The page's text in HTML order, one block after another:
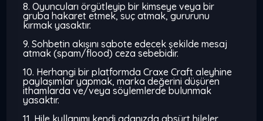
8. Oyuncuları örgütleyip bir kimseye veya bir
gruba hakaret etmek, suç atmak, gururunu
kırmak yasaktır.
9. Sohbetin akışını sabote edecek şekilde mesaj
atmak (spam/flood) ceza sebebidir.
10. Herhangi bir platformda Craxe Craft aleyhine
paylaşımlar yapmak, marka değerini düşüren
ithamlarda ve/veya söylemlerde bulunmak
yasaktır.
11. Hile kullanımı kendi adanızda absürt hileler